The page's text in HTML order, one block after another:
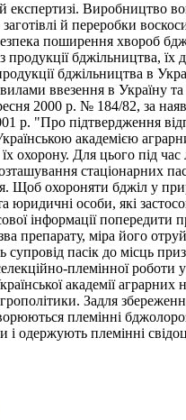
Виробництво
й переробки
поширення хвороб
бджільництва, їх
бджільництва в
ввезення в Україну та
2000 р. № 184/82, за
р. "Про підтвердження
академією
охорону. Для цього під час
стаціонарних
Щоб охороняти бджіл у
особи, які
інформації попередити
препарату, міра його
пасік до місць
племінної роботи
академії
Задля
племінні
і одержують племінні